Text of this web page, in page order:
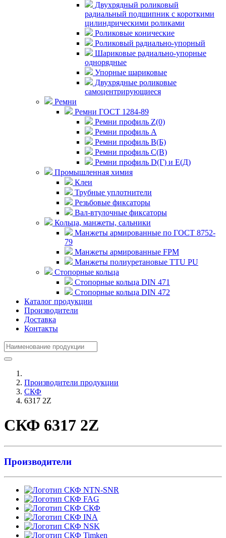
Двухрядный роликовый
радиальный подшипник с короткими
цилиндрическими роликами
Роликовые конические
Роликовый радиально-упорный
Шариковые радиально-упорные
однорядные
Упорные шариковые
Двухрядные роликовые
самоцентрирующиеся
Ремни
Ремни ГОСТ 1284-89
Ремни профиль Z(0)
Ремни профиль А
Ремни профиль В(Б)
Ремни профиль С(В)
Ремни профиль D(Г) и E(Д)
Промышленная химия
Клеи
Трубные уплотнители
Резьбовые фиксаторы
Вал-втулочные фиксаторы
Кольца, манжеты, сальники
Манжеты армированные по ГОСТ 8752-
79
Манжеты армированные FPM
Манжеты полиуретановые TTU PU
Стопорные кольца
Стопорные кольца DIN 471
Стопорные кольца DIN 472
Каталог продукции
Производители
Доставка
Контакты
Производители продукции
СКФ
6317 2Z
СКФ 6317 2Z
Производители
NTN-SNR
FAG
СКФ
INA
NSK
Timken